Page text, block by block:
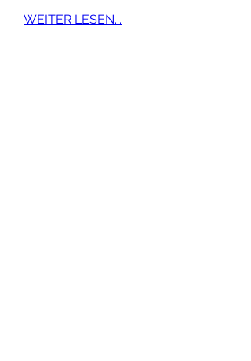
WEITER LESEN...